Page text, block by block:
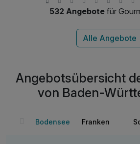
1 x Begrüßungsgetränk in der
532 Angebotefür
Angebotsübersicht
von Baden-
Bodensee Franken